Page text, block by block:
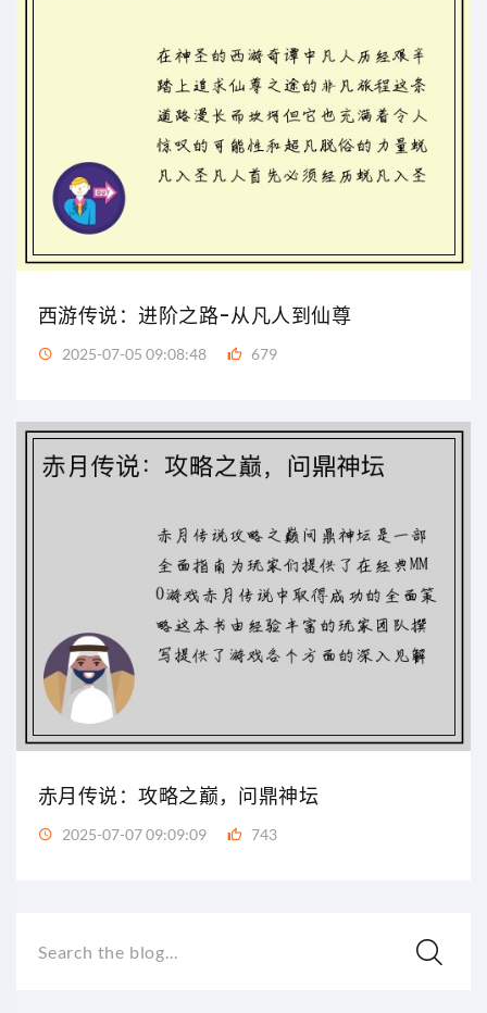
西游传说：进阶之路-从凡人到仙尊
2025-07-05 09:08:48 679
赤月传说：攻略之巅，问鼎神坛
2025-07-07 09:09:09 743
Search the blog...